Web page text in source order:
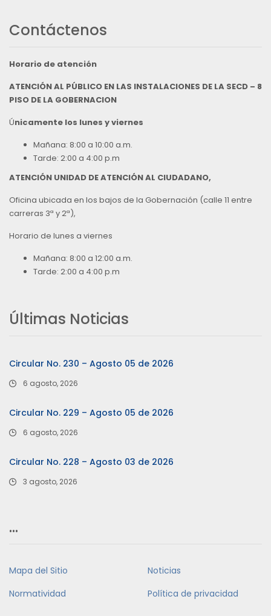
Contáctenos
Horario de atención
ATENCIÓN AL PÚBLICO EN LAS INSTALACIONES DE LA SECD – 8
PISO DE LA GOBERNACION
Únicamente los lunes y viernes
Mañana: 8:00 a 10:00 a.m.
Tarde: 2:00 a 4:00 p.m
ATENCIÓN UNIDAD DE ATENCIÓN AL CIUDADANO,
Oficina ubicada en los bajos de la Gobernación (calle 11 entre
carreras 3ª y 2ª),
Horario de lunes a viernes
Mañana: 8:00 a 12:00 a.m.
Tarde: 2:00 a 4:00 p.m
Últimas Noticias
Circular No. 230 – Agosto 05 de 2026
6 agosto, 2026
Circular No. 229 – Agosto 05 de 2026
6 agosto, 2026
Circular No. 228 – Agosto 03 de 2026
3 agosto, 2026
…
Mapa del Sitio
Noticias
Normatividad
Política de privacidad